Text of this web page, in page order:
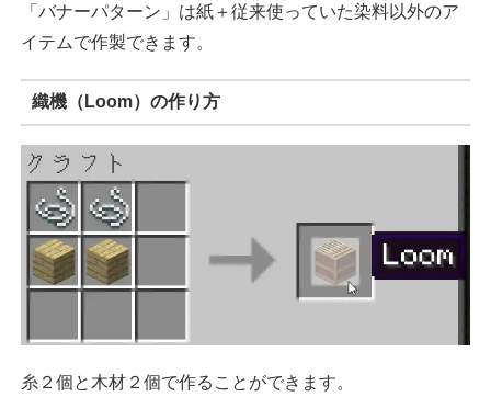
「バナーパターン」は紙＋従来使っていた染料以外のア
イテムで作製できます。
織機（Loom）の作り方
糸２個と木材２個で作ることができます。